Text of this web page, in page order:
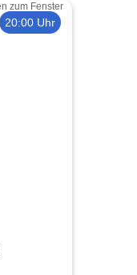
20:00 Uhr